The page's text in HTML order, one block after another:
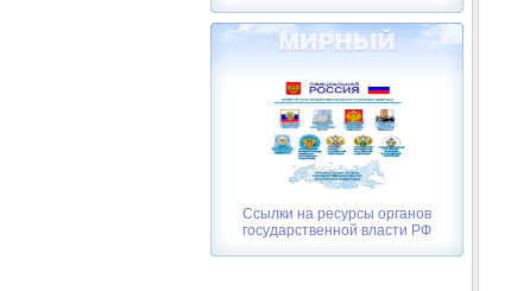
Ссылки на ресурсы органов
государственной власти РФ